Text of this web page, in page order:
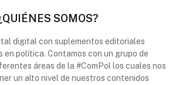
SOMOS?
digital con suplementos editoriales
en política. Contamos con un grupo de
áreas de la #ComPol los cuales nos
un alto nivel de nuestros contenidos